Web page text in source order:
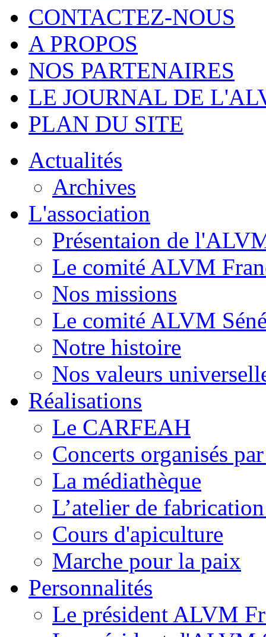
CONTACTEZ-NOUS
A PROPOS
NOS PARTENAIRES
LE JOURNAL DE
PLAN DU SITE
Actualités
Archives
L'association
Présentaion de
Le comité ALVM
Nos missions
Le comité ALVM
Notre histoire
Nos valeurs
Réalisations
Le CARFEAH
Concerts organisés
La médiathèque
L’atelier de
Cours d'apiculture
Marche pour la paix
Personnalités
Le président ALVM